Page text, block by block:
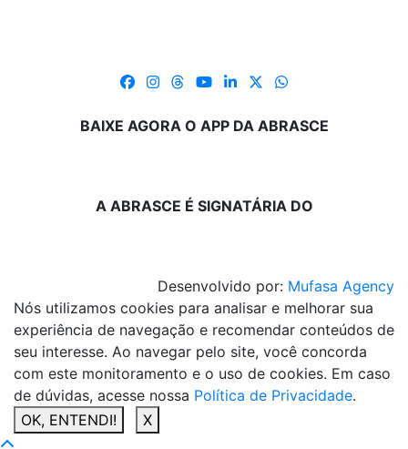
BAIXE AGORA O APP DA ABRASCE
A ABRASCE É SIGNATÁRIA DO
Desenvolvido por: Mufasa Agency
Nós utilizamos cookies para analisar e melhorar sua
experiência de navegação e recomendar conteúdos de
seu interesse. Ao navegar pelo site, você concorda
com este monitoramento e o uso de cookies. Em caso
de dúvidas, acesse nossa Política de Privacidade.
OK, ENTENDI!
X